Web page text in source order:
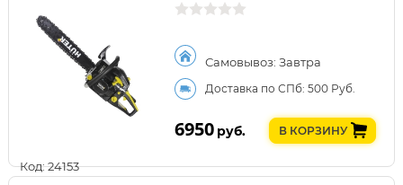
Код: 24153
Самовывоз: Завтра
Доставка по СПб: 500 Руб.
6950 руб. В КОРЗИНУ